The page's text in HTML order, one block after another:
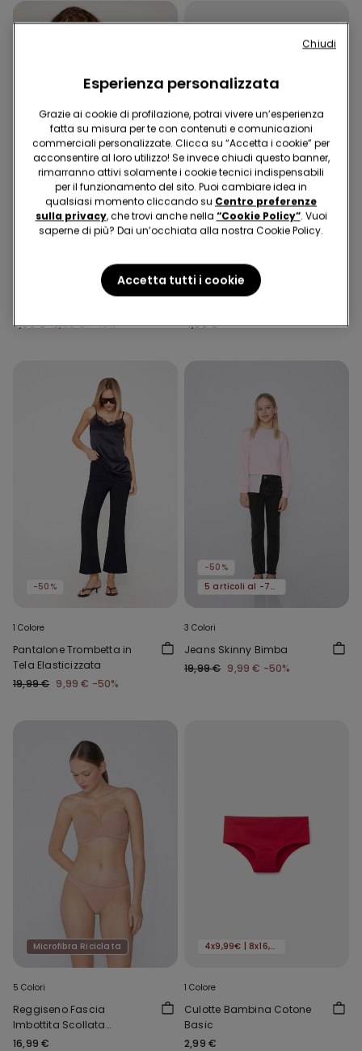
Microfibra Riciclata
-40%
Bikini Slip Alto con Arriccio
9,99 € 6,00 €-40%
4 Colori
5 Paia Pedulini in Cotone
4,99 €
-50%
1 Colore
Pantalone Trombetta in
Tela Elasticizzata
19,99 € 9,99 € -50%
-50%
5 articoli al -70%
3 Colori
Jeans Skinny Bimba
19,99 € 9,99 € -50%
Microfibra Riciclata
5 Colori
Reggiseno Fascia
Imbottita Scollata
Microfibra Riciclata
16,99 €
4x9,99€ | 8x16,99€
1 Colore
Culotte Bambina Cotone
Basic
2,99 €
Esperienza personalizzata
Grazie ai cookie di profilazione, potrai vivere un’esperienza
fatta su misura per te con contenuti e comunicazioni
commerciali personalizzate. Clicca su “Accetta i cookie” per
acconsentire al loro utilizzo! Se invece chiudi questo banner,
rimarranno attivi solamente i cookie tecnici indispensabili
per il funzionamento del sito. Puoi cambiare idea in
qualsiasi momento cliccando su Centro preferenze
sulla privacy, che trovi anche nella “Cookie Policy”. Vuoi
saperne di più? Dai un’occhiata alla nostra Cookie Policy.
Accetta tutti i cookie
Chiudi